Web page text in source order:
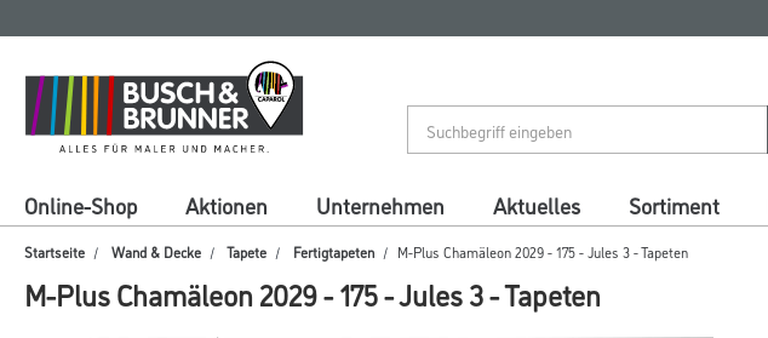
springen
springen
Online-Shop Aktionen Unternehmen Aktuelles Sortiment
Startseite Wand & Decke Tapete Fertigtapeten M-Plus Chamäleon 2029 - 175 - Jules 3 - Tapeten
M-Plus Chamäleon 2029 - 175 - Jules 3 - Tapeten